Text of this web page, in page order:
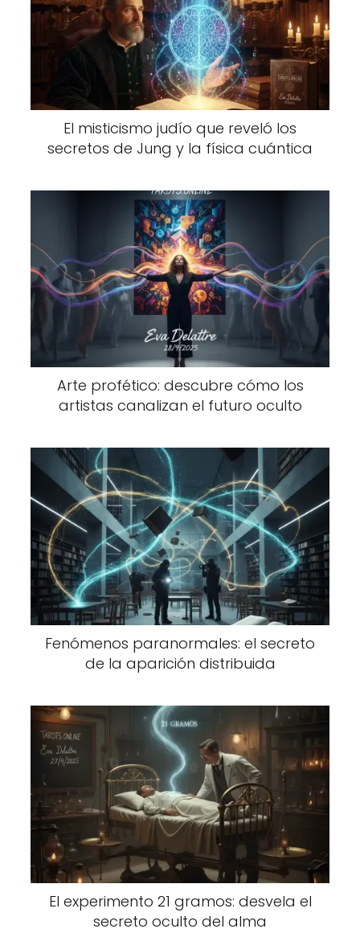
El misticismo judío que reveló los
secretos de Jung y la física cuántica
Arte profético: descubre cómo los
artistas canalizan el futuro oculto
Fenómenos paranormales: el secreto
de la aparición distribuida
El experimento 21 gramos: desvela el
secreto oculto del alma